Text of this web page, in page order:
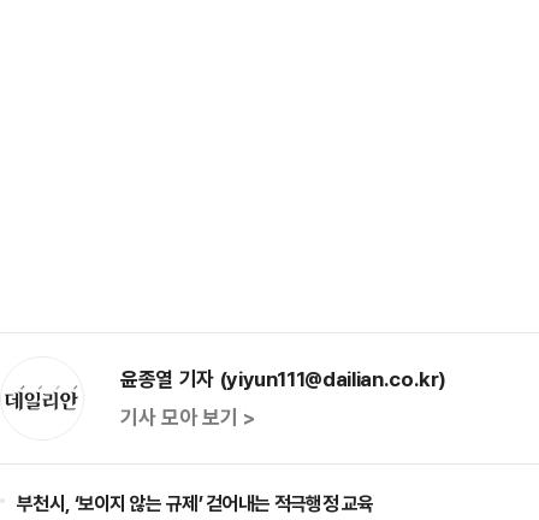
윤종열 기자 (yiyun111@dailian.co.kr)
기사 모아 보기 >
부천시, ‘보이지 않는 규제’ 걷어내는 적극행정 교육